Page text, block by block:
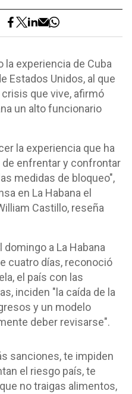
experiencia de Cuba
Estados Unidos, al que
que vive, afirmó
un alto funcionario
la experiencia que ha
de enfrentar y confrontar
medidas de bloqueo",
en La Habana el
Castillo, reseña
a La Habana
cuatro días, reconoció
el país con las
inciden "la caída de la
y un modelo
deber revisarse".
sanciones, te impiden
el riesgo país, te
no traigas alimentos,